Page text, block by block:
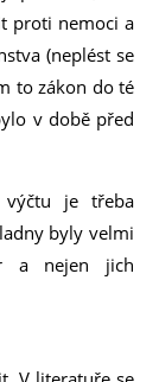
proti nemoci a
(neplést se
to zákon do té
v době před
je třeba
byly velmi
a nejen jich